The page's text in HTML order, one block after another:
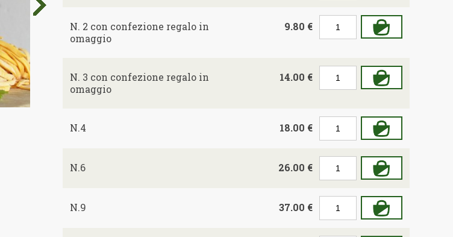
N. 2 con confezione regalo in
omaggio
9.80 €
N. 3 con confezione regalo in
omaggio
14.00 €
N.4 18.00 €
N.6 26.00 €
N.9 37.00 €